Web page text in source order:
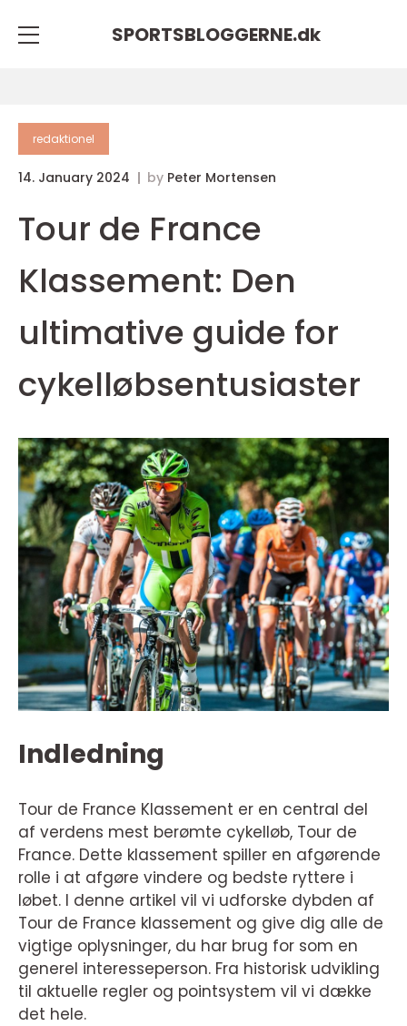
SPORTSBLOGGERNE.dk
redaktionel
14. January 2024 by Peter Mortensen
Tour de France
Klassement: Den
ultimative guide for
cykelløbsentusiaster
Indledning
Tour de France Klassement er en central del
af verdens mest berømte cykelløb, Tour de
France. Dette klassement spiller en afgørende
rolle i at afgøre vindere og bedste ryttere i
løbet. I denne artikel vil vi udforske dybden af
Tour de France klassement og give dig alle de
vigtige oplysninger, du har brug for som en
generel interesseperson. Fra historisk udvikling
til aktuelle regler og pointsystem vil vi dække
det hele.